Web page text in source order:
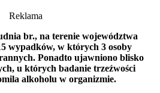
Reklama
br., na terenie województwa
wypadków, w których 3 osoby
rannych. Ponadto ujawniono blisko
u których badanie trzeźwości
alkoholu w organizmie.